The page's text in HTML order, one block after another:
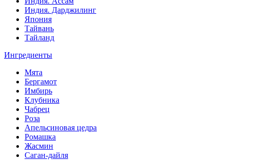
Индия. Дарджилинг
Япония
Тайвань
Тайланд
Ингредиенты
Мята
Бергамот
Имбирь
Клубника
Чабрец
Роза
Апельсиновая цедра
Ромашка
Жасмин
Саган-дайля